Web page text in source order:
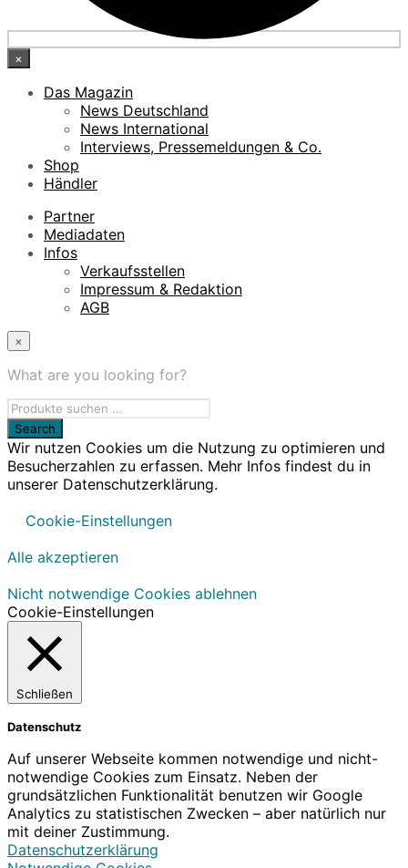
×
Das Magazin
News Deutschland
News International
Interviews, Pressemeldungen & Co.
Shop
Händler
Partner
Mediadaten
Infos
Verkaufsstellen
Impressum & Redaktion
AGB
×
What are you looking for?
Wir nutzen Cookies um die Nutzung zu optimieren und
Besucherzahlen zu erfassen. Mehr Infos findest du in
unserer Datenschutzerklärung.
Cookie-Einstellungen
Alle akzeptieren
Nicht notwendige Cookies ablehnen
Cookie-Einstellungen
Schließen
Datenschutz
Auf unserer Webseite kommen notwendige und nicht-
notwendige Cookies zum Einsatz. Neben der
grundsätzlichen Funktionalität benutzen wir Google
Analytics zu statistischen Zwecken – aber natürlich nur
mit deiner Zustimmung.
Datenschutzerklärung